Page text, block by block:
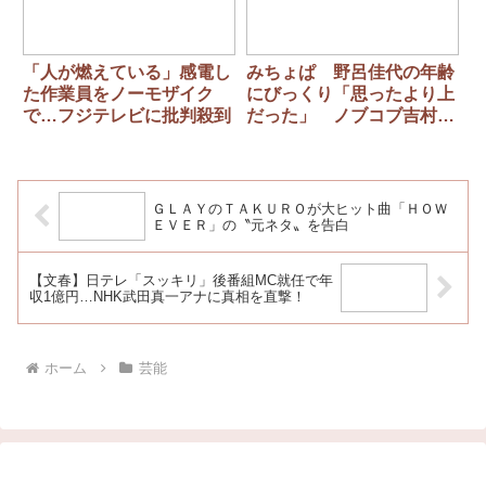
「人が燃えている」感電し
た作業員をノーモザイク
で…フジテレビに批判殺到
みちょぱ 野呂佳代の年齢
にびっくり「思ったより上
だった」 ノブコブ吉村も
ＧＬＡＹのＴＡＫＵＲＯが大ヒット曲「ＨＯＷ
ＥＶＥＲ」の〝元ネタ〟を告白
【文春】日テレ「スッキリ」後番組MC就任で年
収1億円…NHK武田真一アナに真相を直撃！
ホーム 芸能